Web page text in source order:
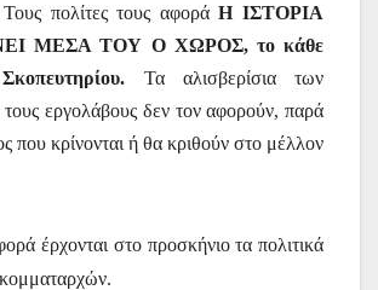
Τους πολίτες τους αφοράΗ ΙΣΤΟΡΙΑ
ΜΕΣΑ ΤΟΥ Ο ΧΩΡΟΣ, το κάθε
Τα αλισβερίσια των
τους εργολάβους δεν τον αφορούν, παρά
που κρίνονται ή θα κριθούν στο μέλλον
έρχονται στο προσκήνιο τα πολιτικά
κομματαρχών.